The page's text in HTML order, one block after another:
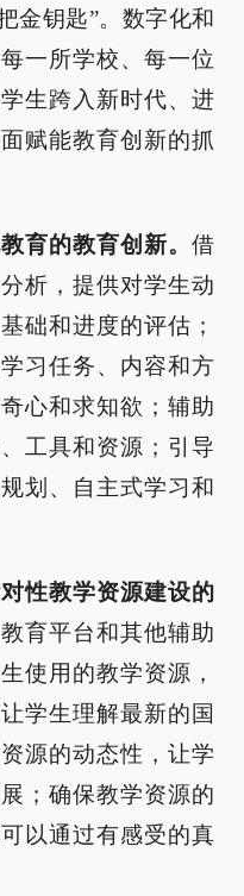
金钥匙”。数字化和
一所学校、每一位
生跨入新时代、进
赋能教育创新的抓
育的教育创新。 借
析，提供对学生动
础和进度的评估；
习任务、内容和方
心和求知欲；辅助
工具和资源；引导
划、自主式学习和
性教学资源建设的
育平台和其他辅助
使用的教学资源，
学生理解最新的国
源的动态性，让学
；确保教学资源的
以通过有感受的真